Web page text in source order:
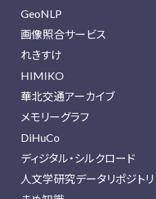
GeoNLP
画像照合サービス
れきすけ
HIMIKO
華北交通アーカイブ
メモリーグラフ
DiHuCo
ディジタル・シルクロード
人文学研究データリポジトリ